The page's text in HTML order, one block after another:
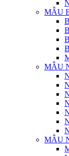
MẪU
MẪU
MẪU